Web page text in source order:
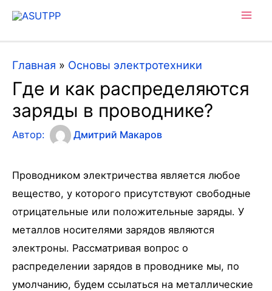
Главная » Основы электротехники
Где и как распределяются
заряды в проводнике?
Автор: Дмитрий Макаров
Проводником электричества является любое
вещество, у которого присутствуют свободные
отрицательные или положительные заряды. У
металлов носителями зарядов являются
электроны. Рассматривая вопрос о
распределении зарядов в проводнике мы, по
умолчанию, будем ссылаться на металлические